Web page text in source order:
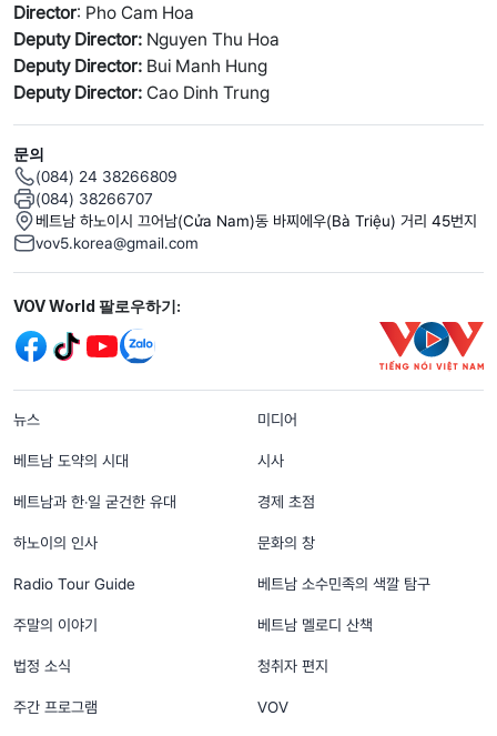
Director: Pho Cam Hoa
Deputy Director: Nguyen Thu Hoa
Deputy Director: Bui Manh Hung
Deputy Director: Cao Dinh Trung
문의
(084) 24 38266809
(084) 38266707
베트남 하노이시 끄어남(Cửa Nam)동 바찌에우(Bà Triệu) 거리 45번지
vov5.korea@gmail.com
Mạng xã hội
VOV World 팔로우하기:
menu footer tiếng Hàn
뉴스 미디어
베트남 도약의 시대 시사
베트남과 한‧일 굳건한 유대 경제 초점
하노이의 인사 문화의 창
Radio Tour Guide 베트남 소수민족의 색깔 탐구
주말의 이야기 베트남 멜로디 산책
법정 소식 청취자 편지
주간 프로그램 VOV